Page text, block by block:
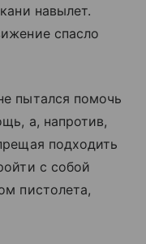
навылет.
спасло
пытался помочь
а, напротив,
подходить
с собой
пистолета,